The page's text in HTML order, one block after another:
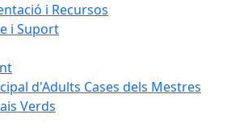
i Recursos
i Suport
d'Adults Cases dels Mestres
Verds